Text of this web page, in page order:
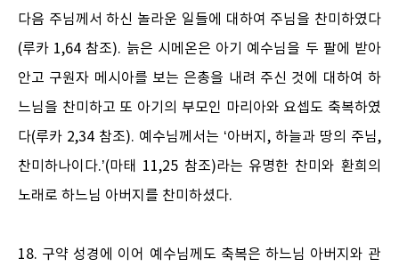
다음 주님께서 하신 놀라운 일들에 대하여 주님을 찬미하였다
(루카 1,64 참조). 늙은 시메온은 아기 예수님을 두 팔에 받아
안고 구원자 메시아를 보는 은총을 내려 주신 것에 대하여 하
느님을 찬미하고 또 아기의 부모인 마리아와 요셉도 축복하였
다(루카 2,34 참조). 예수님께서는 ‘아버지, 하늘과 땅의 주님,
찬미하나이다.’(마태 11,25 참조)라는 유명한 찬미와 환희의
노래로 하느님 아버지를 찬미하셨다.
18. 구약 성경에 이어 예수님께도 축복은 하느님 아버지와 관